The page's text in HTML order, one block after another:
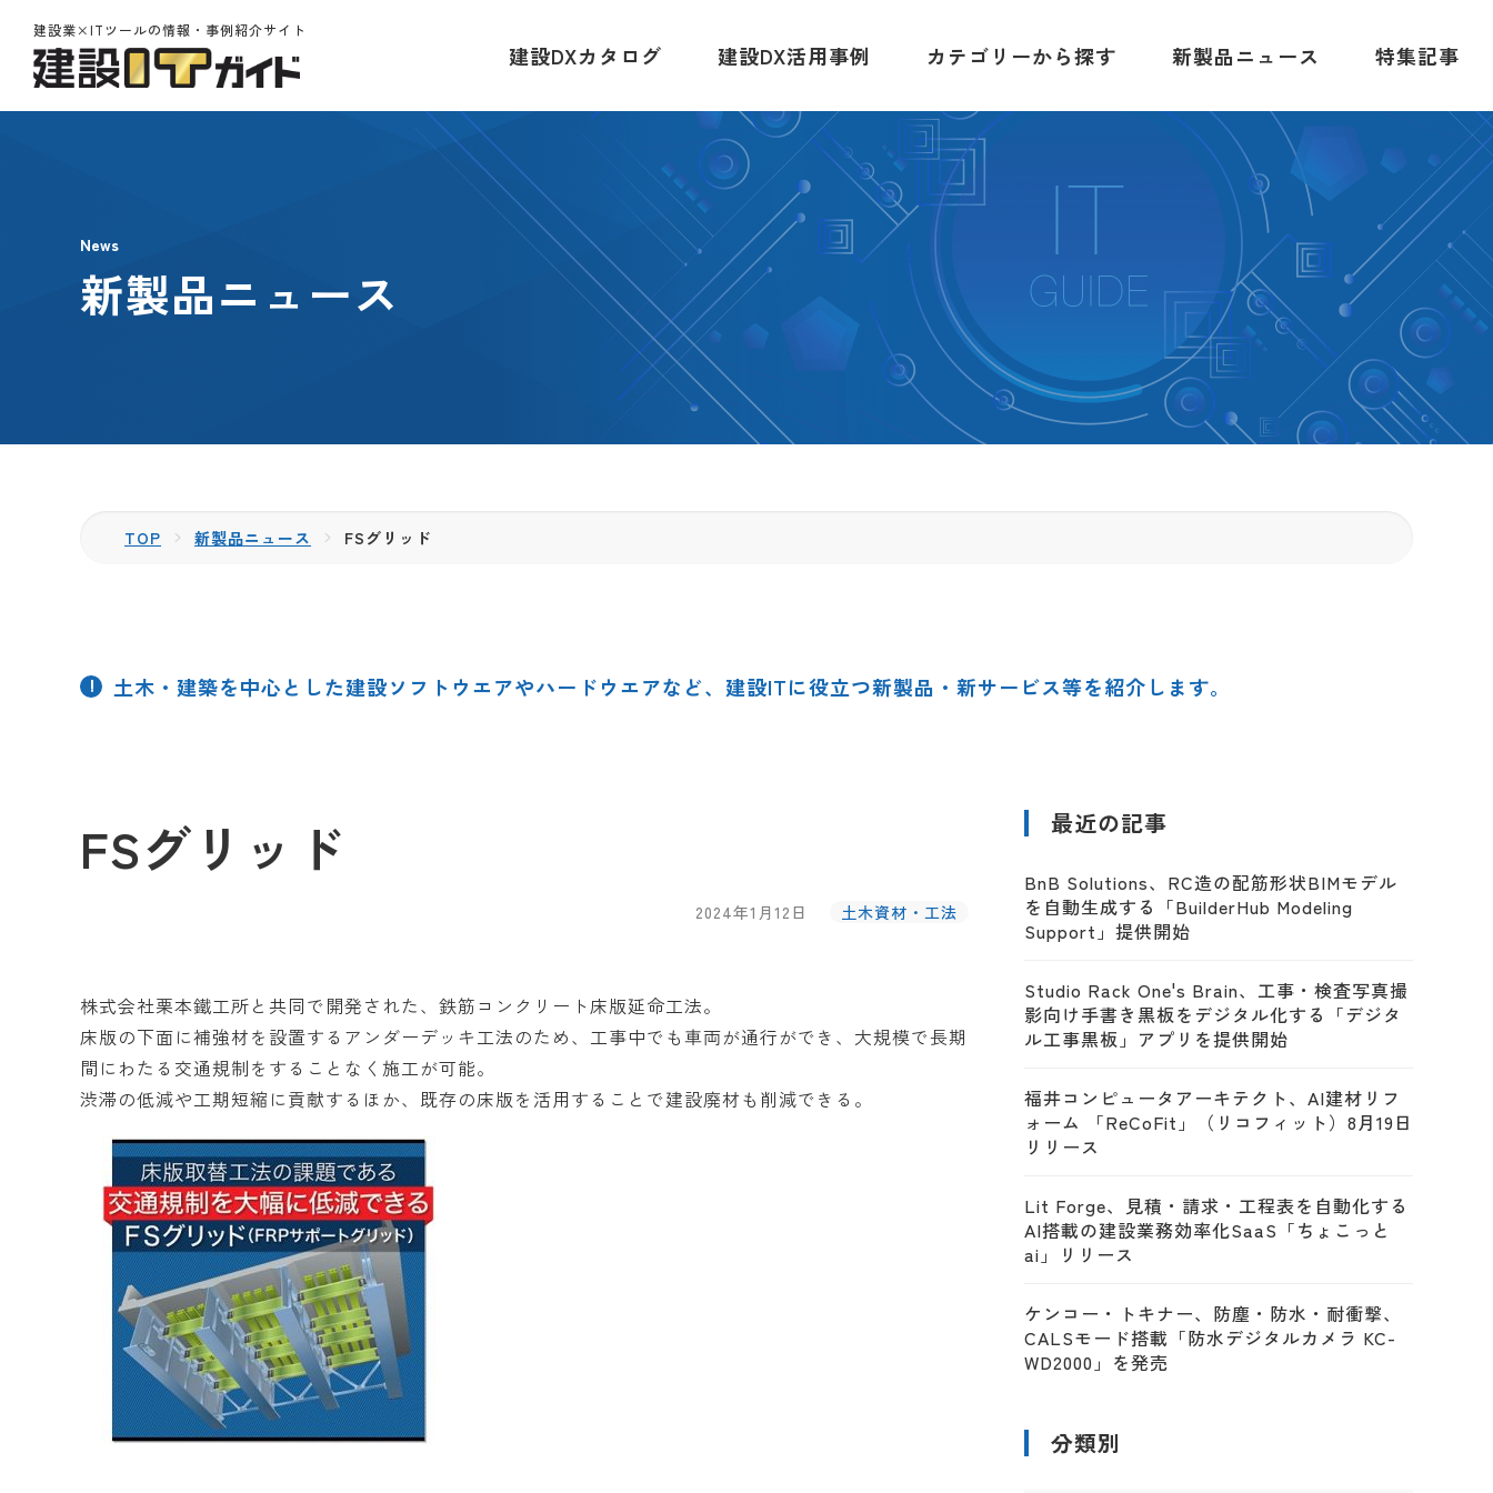
建設業×ITツールの情報・事例紹介サイト
建設DXカタログ 建設DX活用事例 カテゴリーから探す 新製品ニュース 特集記事
News
新製品ニュース
TOP 新製品ニュース FSグリッド
土木・建築を中心とした建設ソフトウエアやハードウエアなど、建設ITに役立つ新製品・新サービス等を紹介します。
FSグリッド
2024年1月12日 土木資材・工法
株式会社栗本鐵工所と共同で開発された、鉄筋コンクリート床版延命工法。
床版の下面に補強材を設置するアンダーデッキ工法のため、工事中でも車両が通行ができ、大規模で長期
間にわたる交通規制をすることなく施工が可能。
渋滞の低減や工期短縮に貢献するほか、既存の床版を活用することで建設廃材も削減できる。
最近の記事
BnB Solutions、RC造の配筋形状BIMモデル
を自動生成する「BuilderHub Modeling
Support」提供開始
Studio Rack One's Brain、工事・検査写真撮
影向け手書き黒板をデジタル化する「デジタ
ル工事黒板」アプリを提供開始
福井コンピュータアーキテクト、AI建材リフ
ォーム 「ReCoFit」（リコフィット）8月19日
リリース
Lit Forge、見積・請求・工程表を自動化する
AI搭載の建設業務効率化SaaS「ちょこっと
ai」リリース
ケンコー・トキナー、防塵・防水・耐衝撃、
CALSモード搭載「防水デジタルカメラ KC-
WD2000」を発売
分類別